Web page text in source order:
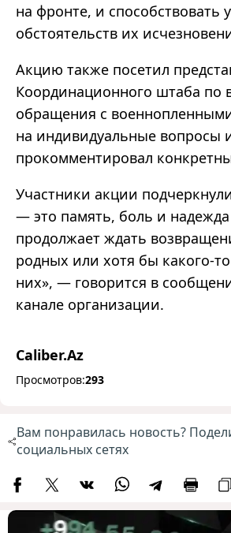
на фронте, и способствовать
обстоятельств их
Акцию также посетил
Координационного штаба по
обращения с
на индивидуальные вопросы
прокомментировал
Участники акции
— это память, боль и надежда
продолжает ждать
родных или хотя бы какого-
них», — говорится в
канале организации.
Caliber.Az
Просмотров:293
Вам понравилась новость?
социальных сетях